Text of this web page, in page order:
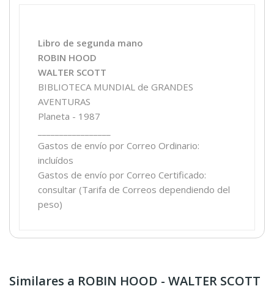
Libro de segunda mano
ROBIN HOOD
WALTER SCOTT
BIBLIOTECA MUNDIAL de GRANDES
AVENTURAS
Planeta - 1987
Gastos de envío por Correo Ordinario:
incluídos
Gastos de envío por Correo Certificado:
consultar (Tarifa de Correos dependiendo del
peso)
Similares a ROBIN HOOD - WALTER SCOTT